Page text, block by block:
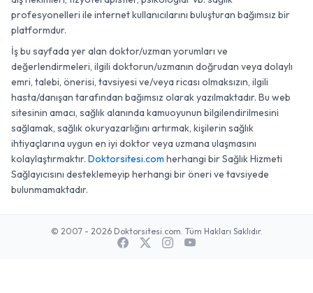
diş hekimleri, fizyoterapistler, psikologlar vb. sağlık
profesyonelleri ile internet kullanıcılarını buluşturan bağımsız bir
platformdur.
İş bu sayfada yer alan doktor/uzman yorumları ve
değerlendirmeleri, ilgili doktorun/uzmanın doğrudan veya dolaylı
emri, talebi, önerisi, tavsiyesi ve/veya ricası olmaksızın, ilgili
hasta/danışan tarafından bağımsız olarak yazılmaktadır. Bu web
sitesinin amacı, sağlık alanında kamuoyunun bilgilendirilmesini
sağlamak, sağlık okuryazarlığını artırmak, kişilerin sağlık
ihtiyaçlarına uygun en iyi doktor veya uzmana ulaşmasını
kolaylaştırmaktır. Doktorsitesi.com herhangi bir Sağlık Hizmeti
Sağlayıcısını desteklemeyip herhangi bir öneri ve tavsiyede
bulunmamaktadır.
© 2007 - 2026 Doktorsitesi.com. Tüm Hakları Saklıdır.